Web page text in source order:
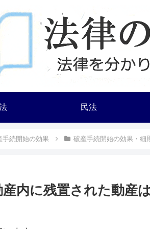
民法
手続開始の効果 破産手続開始の効果・細
内に残置された動産